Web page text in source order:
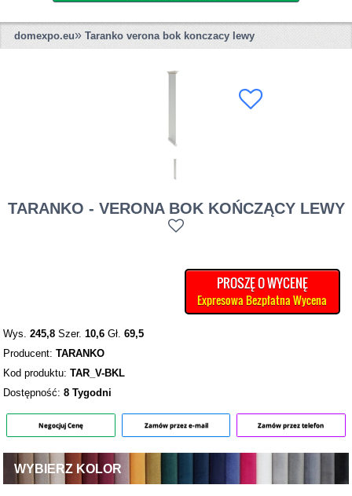
domexpo.eu» Taranko verona bok konczacy lewy
TARANKO - VERONA BOK KOŃCZĄCY LEWY
PROSZĘ O WYCENĘ
Expresowa Bezpłatna Wycena
Wys.245,8 Szer.10,6 Gł.69,5
Producent:TARANKO
Kod produktu:TAR_V-BKL
Dostępność:8 Tygodni
Negocjuj Cenę Zamów przez e-mail Zamów przez telefon
WYBIERZ KOLOR